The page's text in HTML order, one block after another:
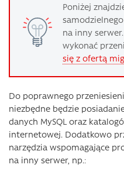
Poniżej
na inny
wykonać
się z ofertą
Do poprawnego
niezbędne będzie
danych MySQL oraz
internetowej. Dodatkowo
narzędzia wspomagające
na inny serwer, np.: